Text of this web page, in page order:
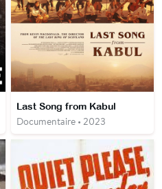
Last Song from Kabul
Documentaire • 2023